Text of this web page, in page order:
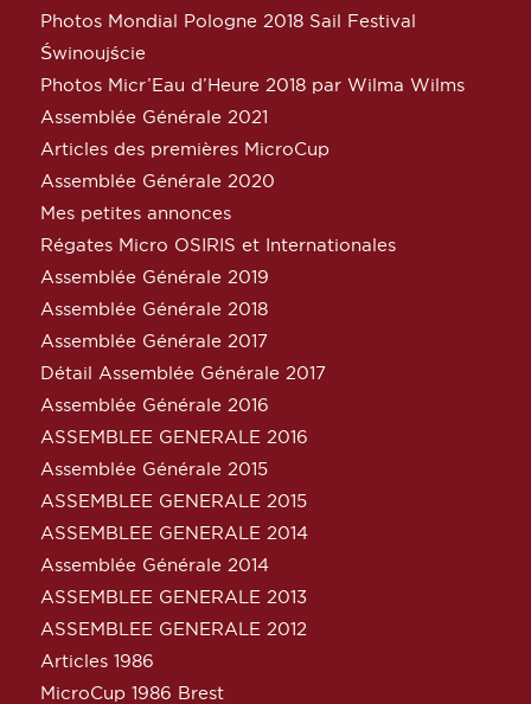
Photos Mondial Pologne 2018 Sail Festival
Świnoujście
Photos Micr’Eau d’Heure 2018 par Wilma Wilms
Assemblée Générale 2021
Articles des premières MicroCup
Assemblée Générale 2020
Mes petites annonces
Régates Micro OSIRIS et Internationales
Assemblée Générale 2019
Assemblée Générale 2018
Assemblée Générale 2017
Détail Assemblée Générale 2017
Assemblée Générale 2016
ASSEMBLEE GENERALE 2016
Assemblée Générale 2015
ASSEMBLEE GENERALE 2015
ASSEMBLEE GENERALE 2014
Assemblée Générale 2014
ASSEMBLEE GENERALE 2013
ASSEMBLEE GENERALE 2012
Articles 1986
MicroCup 1986 Brest